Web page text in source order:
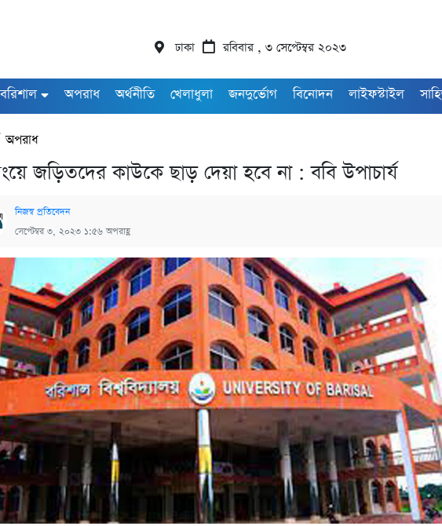
ঢাকা রবিবার , ৩ সেপ্টেম্বর ২০২৩
বরিশাল অপরাধ অর্থনীতি খেলাধুলা জনদুর্ভোগ বিনোদন লাইফস্টাইল
অপরাধ
জড়িতদের কাউকে ছাড় দেয়া হবে না : ববি উপাচার্য
নিজস্ব প্রতিবেদন
সেপ্টেম্বর ৩, ২০২৩ ১:৫৬ অপরাহ্ণ